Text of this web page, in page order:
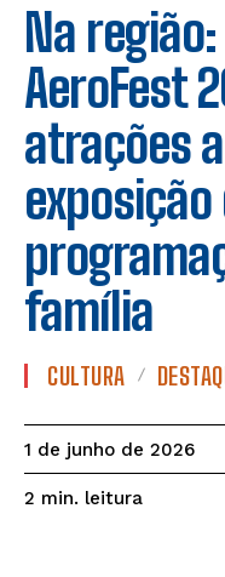
Na
AeroFest
atrações
família
CULTURA
1 de junho de 2026
2 min. leitura